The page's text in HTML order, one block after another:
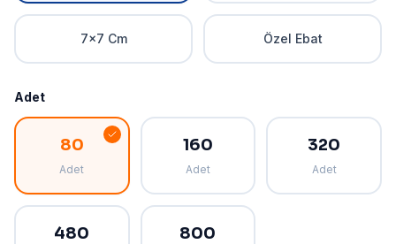
7x7 Cm Özel Ebat
Adet
80
Adet
160
Adet
320
Adet
480 800